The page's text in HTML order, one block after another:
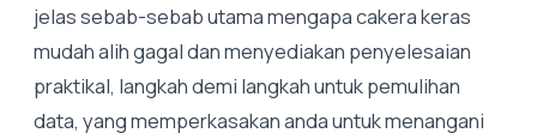
jelas sebab-sebab utama mengapa cakera keras
mudah alih gagal dan menyediakan penyelesaian
praktikal, langkah demi langkah untuk pemulihan
data, yang memperkasakan anda untuk menangani